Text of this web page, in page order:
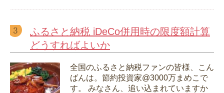
ふるさと納税 iDeCo併用時の限度額計算
どうすればよいか
全国のふるさと納税ファンの皆様、こん
ばんは。節約投資家@3000万まめこで
す。 みなさん、追い込まれていますか